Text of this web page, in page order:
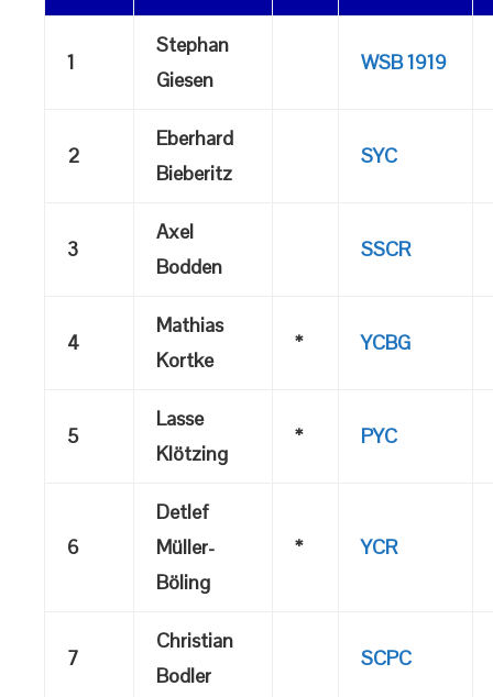
1
Stephan
Giesen
WSB 1919
2
Eberhard
Bieberitz
SYC
3
Axel
Bodden
SSCR
4
Mathias
Kortke
* YCBG
5
Lasse
Klötzing
* PYC
6
Detlef
Müller-
Böling
* YCR
7
Christian
Bodler
SCPC